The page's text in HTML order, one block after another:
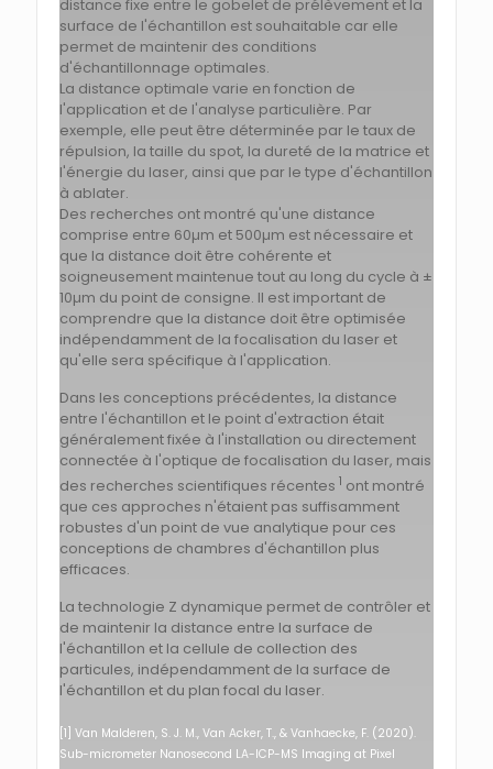
distance fixe entre le gobelet de prélèvement et la
surface de l'échantillon est souhaitable car elle
permet de maintenir des conditions
d'échantillonnage optimales.
La distance optimale varie en fonction de
l'application et de l'analyse particulière. Par
exemple, elle peut être déterminée par le taux de
répulsion, la taille du spot, la dureté de la matrice et
l'énergie du laser, ainsi que par le type d'échantillon
à ablater.
Des recherches ont montré qu'une distance
comprise entre 60µm et 500µm est nécessaire et
que la distance doit être cohérente et
soigneusement maintenue tout au long du cycle à ±
10µm du point de consigne. Il est important de
comprendre que la distance doit être optimisée
indépendamment de la focalisation du laser et
qu'elle sera spécifique à l'application.
Dans les conceptions précédentes, la distance
entre l'échantillon et le point d'extraction était
généralement fixée à l'installation ou directement
connectée à l'optique de focalisation du laser, mais
des recherches scientifiques récentes 1 ont montré
que ces approches n'étaient pas suffisamment
robustes d'un point de vue analytique pour ces
conceptions de chambres d'échantillon plus
efficaces.
La technologie Z dynamique permet de contrôler et
de maintenir la distance entre la surface de
l'échantillon et la cellule de collection des
particules, indépendamment de la surface de
l'échantillon et du plan focal du laser.
[1] Van Malderen, S. J. M., Van Acker, T., & Vanhaecke, F. (2020).
Sub-micrometer Nanosecond LA-ICP-MS Imaging at Pixel